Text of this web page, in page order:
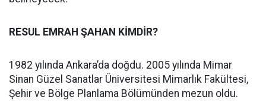
RESUL EMRAH ŞAHAN KİMDİR?
1982 yılında Ankara’da doğdu. 2005 yılında Mimar
Sinan Güzel Sanatlar Üniversitesi Mimarlık Fakültesi,
Şehir ve Bölge Planlama Bölümünden mezun oldu.